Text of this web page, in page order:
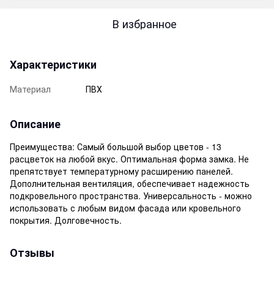
В избранное
Характеристики
Материал ПВХ
Описание
Преимущества: Самый большой выбор цветов - 13
расцветок на любой вкус. Оптимальная форма замка. Не
препятствует температурному расширению панелей.
Дополнительная вентиляция, обеспечивает надежность
подкровельного пространства. Универсальность - можно
использовать с любым видом фасада или кровельного
покрытия. Долговечность.
Отзывы